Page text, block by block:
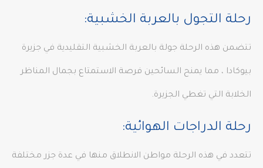
رحلة التجول بالعربة الخشبية:
تتضمن هذه الرحلة جولة بالعربة الخشبية التقليدية في جزيرة
بيوكادا ، مما يمنح السائحين فرصة الاستمتاع بجمال المناظر
الخلابة التي تغطي الجزيرة.
رحلة الدراجات الهوائية:
تتعدد في هذه الرحلة مواطن الانطلاق منها في عدة جزر مختلفة